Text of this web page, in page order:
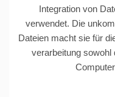
Integration von
verwendet. Die
Dateien macht sie für
verarbeitung